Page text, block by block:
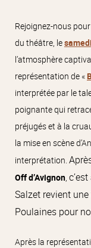
Rejoignez-nous
du théâtre, le
l’atmosphère
représentation de «
interprétée par le
poignante qui
préjugés et à la
la mise en scène
interprétation.
Off d’Avignon,
Salzet revient
Poulaines pour
Après la